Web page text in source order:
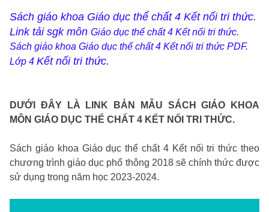
Sách giáo khoa Giáo dục thể chất 4 Kết nối tri thức.
Link tải sgk môn Giáo dục thể chất 4 Kết nối tri thức.
Sách giáo khoa Giáo dục thể chất 4 Kết nối tri thức PDF.
Lớp 4 Kết nối tri thức.
DƯỚI ĐÂY LÀ LINK BẢN MẪU SÁCH GIÁO KHOA
MÔN GIÁO DỤC THỂ CHẤT 4 KẾT NỐI TRI THỨC.
Sách giáo khoa Giáo dục thể chất 4 Kết nối tri thức theo
chương trình giáo dục phổ thông 2018 sẽ chính thức được
sử dụng trong năm học 2023-2024.